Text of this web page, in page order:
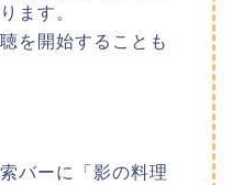
ます。
を開始することも
バーに「影の料理